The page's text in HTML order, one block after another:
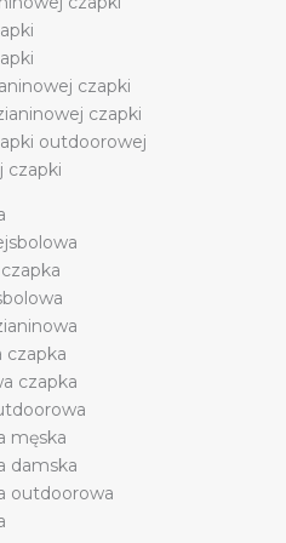
czapki
czapki
outdoorowej
czapki
czapka
czapka
męska
damska
outdoorowa